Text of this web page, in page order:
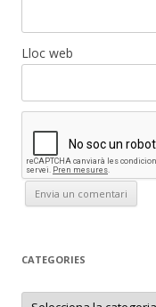
Lloc web
CATEGORIES
C